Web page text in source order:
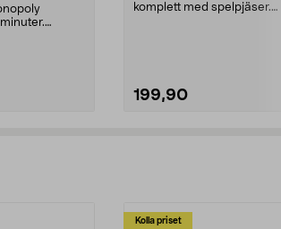
komplett med spelpjäser.
199,90
Kolla priset